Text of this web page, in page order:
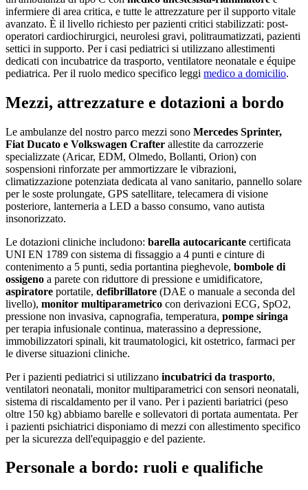
infermiere di area critica, e tutte le attrezzature per il supporto vitale
avanzato. È il livello richiesto per pazienti critici stabilizzati: post-
operatori cardiochirurgici, neurolesi gravi, politraumatizzati, pazienti
settici in supporto. Per i casi pediatrici si utilizzano allestimenti
dedicati con incubatrice da trasporto, ventilatore neonatale e équipe
pediatrica. Per il ruolo medico specifico leggi medico a domicilio.
Mezzi, attrezzature e dotazioni a bordo
Le ambulanze del nostro parco mezzi sono Mercedes Sprinter,
Fiat Ducato e Volkswagen Crafter allestite da carrozzerie
specializzate (Aricar, EDM, Olmedo, Bollanti, Orion) con
sospensioni rinforzate per ammortizzare le vibrazioni,
climatizzazione potenziata dedicata al vano sanitario, pannello solare
per le soste prolungate, GPS satellitare, telecamera di visione
posteriore, lanterneria a LED a basso consumo, vano autista
insonorizzato.
Le dotazioni cliniche includono: barella autocaricante certificata
UNI EN 1789 con sistema di fissaggio a 4 punti e cinture di
contenimento a 5 punti, sedia portantina pieghevole, bombole di
ossigeno a parete con riduttore di pressione e umidificatore,
aspiratore portatile, defibrillatore (DAE o manuale a seconda del
livello), monitor multiparametrico con derivazioni ECG, SpO2,
pressione non invasiva, capnografia, temperatura, pompe siringa
per terapia infusionale continua, materassino a depressione,
immobilizzatori spinali, kit traumatologici, kit ostetrico, farmaci per
le diverse situazioni cliniche.
Per i pazienti pediatrici si utilizzano incubatrici da trasporto,
ventilatori neonatali, monitor multiparametrici con sensori neonatali,
sistema di riscaldamento per il vano. Per i pazienti bariatrici (peso
oltre 150 kg) abbiamo barelle e sollevatori di portata aumentata. Per
i pazienti psichiatrici disponiamo di mezzi con allestimento specifico
per la sicurezza dell'equipaggio e del paziente.
Personale a bordo: ruoli e qualifiche